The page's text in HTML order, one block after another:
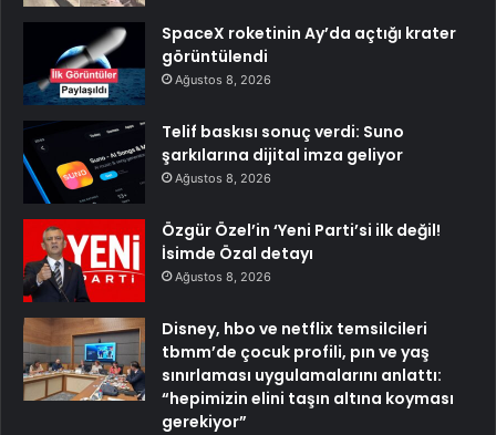
SpaceX roketinin Ay’da açtığı krater
görüntülendi
Ağustos 8, 2026
Telif baskısı sonuç verdi: Suno
şarkılarına dijital imza geliyor
Ağustos 8, 2026
Özgür Özel’in ‘Yeni Parti’si ilk değil!
İsimde Özal detayı
Ağustos 8, 2026
Disney, hbo ve netflix temsilcileri
tbmm’de çocuk profili, pın ve yaş
sınırlaması uygulamalarını anlattı:
“hepimizin elini taşın altına koyması
gerekiyor”